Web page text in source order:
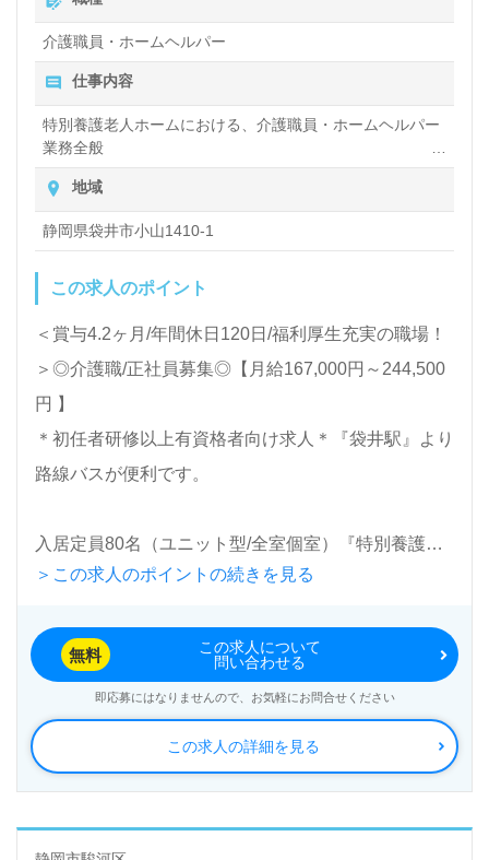
全国の求人ご紹介！医療/福祉業界の正社員/パート求
人探しは【ウィルオブ介護】＊求人情報収集、将来的
に検討の方も遠慮なく＊
LINE、メール、お電話などご希望に応じてお問い合
わせ/ご相談可能です。転職相談、求人紹介、年収交
渉など完全無料サービスをご利用いただけます。＜非
公開求人も取扱いあり！＞"転職支援"のプロと一緒に
転職活動！お問い合わせお待ちしております。
介護職員・ホームヘルパー
仕事内容
特別養護老人ホームにおける、介護職員・ホームヘルパー
業務全般
入浴や排せつ、食事などの身体的サポートや、買い物や掃
除、洗濯など日常生活のサポートなど
地域
静岡県袋井市小山1410-1
この求人のポイント
＜賞与4.2ヶ月/年間休日120日/福利厚生充実の職場！
＞◎介護職/正社員募集◎【月給167,000円～244,500
円 】
＊初任者研修以上有資格者向け求人＊『袋井駅』より
路線バスが便利です。
入居定員80名（ユニット型/全室個室）『特別養護老
人ホーム袋井ゆうあいの里』社会福祉法人遠州中央福
ーム、ショートステイ、デイサービス、居宅介護支援
事業を展開されています。
◎長期継続勤務で『未来予想！ライフプランが立てや
すい』安定就業を目指す方にもおすすめの職場◎
看護助手や介護職経験のある方をお迎えします。明る
＞この求人のポイントの続きを見る
この求人の詳細を見る
無料
この求人について
問い合わせる
即応募にはなりませんので、お気軽にお問合せください